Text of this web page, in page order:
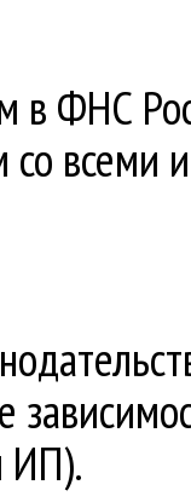
в ФНС
со всеми
ИП).